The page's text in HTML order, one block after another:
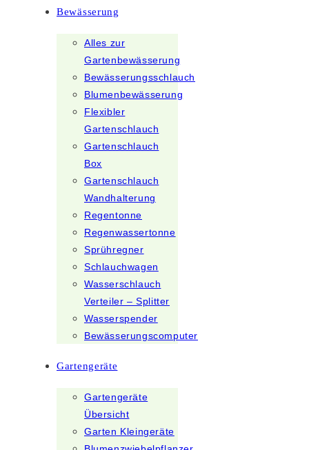
Bewässerung
Alles zur
Gartenbewässerung
Bewässerungsschlauch
Blumenbewässerung
Flexibler
Gartenschlauch
Gartenschlauch
Box
Gartenschlauch
Wandhalterung
Regentonne
Regenwassertonne
Sprühregner
Schlauchwagen
Wasserschlauch
Verteiler – Splitter
Wasserspender
Bewässerungscomputer
Gartengeräte
Gartengeräte
Übersicht
Garten Kleingeräte